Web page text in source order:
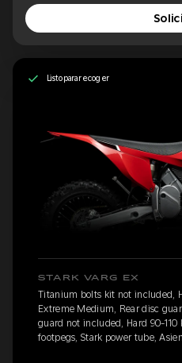
Listo para recoger
STARK VARG EX
Titanium bolts kit not included,
Extreme Medium, Rear disc
guard not included, Hard 90-110
footpegs, Stark power tube,